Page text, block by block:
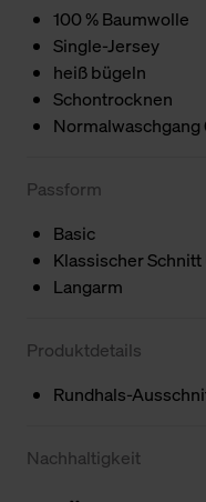
100 % Baumwolle
Single-Jersey
heiß bügeln
Schontrocknen
Normalwaschgang
Passform
Basic
Klassischer
Langarm
Produktdetails
Rundhals-
Nachhaltigkeit